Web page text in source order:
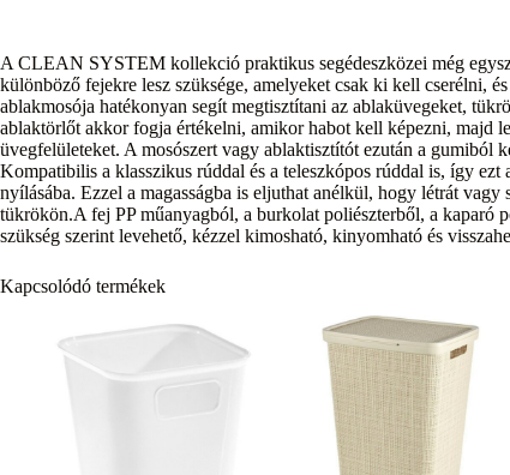
A CLEAN SYSTEM kollekció praktikus segédeszközei még
különböző fejekre lesz szüksége, amelyeket csak ki kell
ablakmosója hatékonyan segít megtisztítani az ablaküvegeket,
ablaktörlőt akkor fogja értékelni, amikor habot kell képezni, majd
üvegfelületeket. A mosószert vagy ablaktisztítót ezután a gumiból
Kompatibilis a klasszikus rúddal és a teleszkópos rúddal is, így
nyílásába. Ezzel a magasságba is eljuthat anélkül, hogy létrát
tükrökön.A fej PP műanyagból, a burkolat poliészterből, a
szükség szerint levehető, kézzel kimosható, kinyomható és
Kapcsolódó termékek